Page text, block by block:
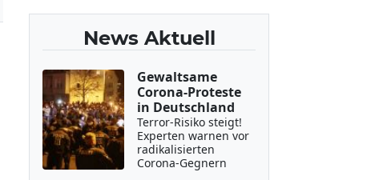
News Aktuell
Gewaltsame
Corona-Proteste
in Deutschland
Terror-Risiko steigt!
Experten warnen vor
radikalisierten
Corona-Gegnern